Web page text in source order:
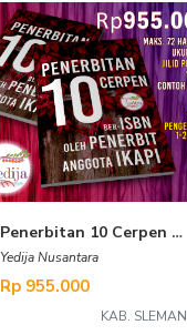
Penerbitan 10 Cerpen Ber-ISBN oleh Penerbit Anggota IKAPI
Yedija Nusantara
Rp 955.000
KAB. SLEMAN